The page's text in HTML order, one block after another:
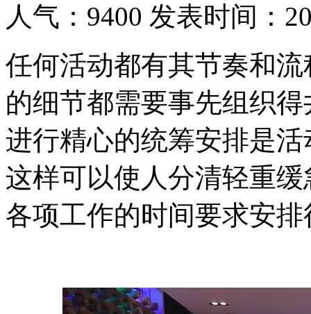
人气：9400 发表时间：
任何活动都有其节奏和
的细节都需要事先组织
进行精心的统筹安排是
这样可以使人分清轻重
各项工作的时间要求安